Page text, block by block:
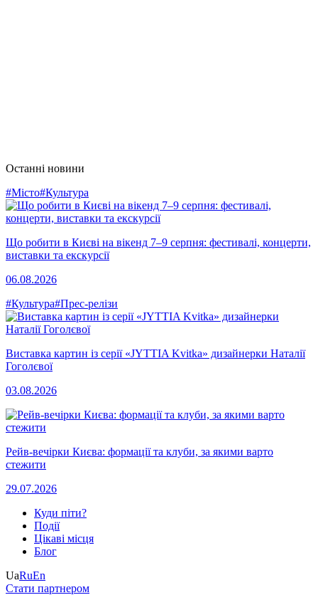
Останні новини
#Місто#Культура
Що робити в Києві на вікенд 7–9 серпня: фестивалі, концерти,
виставки та екскурсії
06.08.2026
#Культура#Прес-релізи
Виставка картин із серії «JYTTIA Kvitka» дизайнерки Наталії
Гоголєвої
03.08.2026
Рейв-вечірки Києва: формації та клуби, за якими варто
стежити
29.07.2026
Куди піти?
Події
Цікаві місця
Блог
UaRuEn
Стати партнером